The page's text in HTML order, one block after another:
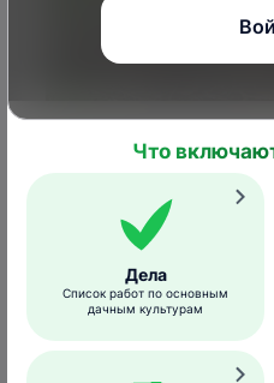
Гнездо лысухи
Rolf Dietrich Brecher
Сразу по прилету
вскрываются ото
постоянные пары,
начинается не ранее
Что
Дела
Список работ по основным
дачным культурам